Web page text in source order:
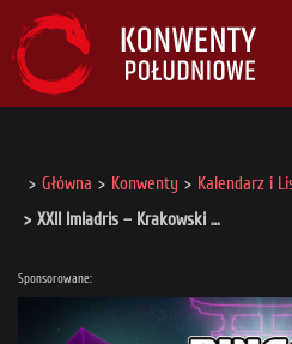
Główna Konwenty
Kalendarz i
XXII Imladris – Krakowski …
Sponsorowane: